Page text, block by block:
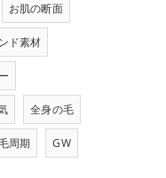
お肌の断面
ド素材
全身の毛
周期 GW